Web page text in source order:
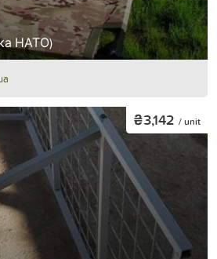
НАТО)
₴3,142 / unit